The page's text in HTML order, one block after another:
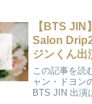
クロスビーと
から尊敬して...
【BTS
Salon
ジンくん出
この記事を
ャン・ドヨン
BTS JIN 出演